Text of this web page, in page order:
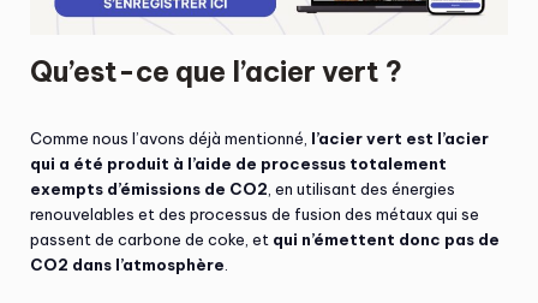
Qu’est-ce que l’acier vert ?
Comme nous l’avons déjà mentionné, l’acier vert est l’acier
qui a été produit à l’aide de processus totalement
exempts d’émissions de CO2 , en utilisant des énergies
renouvelables et des processus de fusion des métaux qui se
passent de carbone de coke, et qui n’émettent donc pas de
CO2 dans l’atmosphère